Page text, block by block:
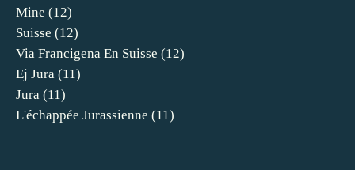
Mine (12)
Suisse (12)
Via Francigena En Suisse (12)
Ej Jura (11)
Jura (11)
L'échappée Jurassienne (11)